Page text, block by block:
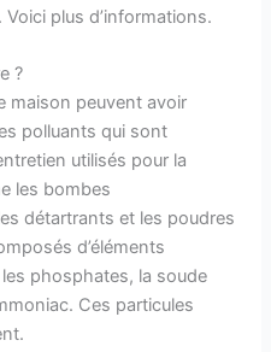
. Voici plus d’informations.
?
maison peuvent avoir
polluants qui sont
utilisés pour la
les bombes
détartrants et les poudres
d’éléments
phosphates, la soude
Ces particules